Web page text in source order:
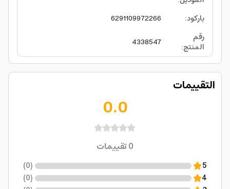
باركود:
6291109972266
رقم
المنتج:
4338547
التقييمات
0.0
0تقييمات
5
(
0
)
4
(
0
)